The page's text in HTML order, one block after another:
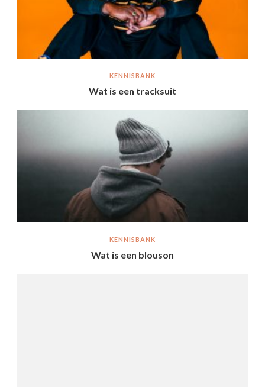
KENNISBANK
Wat is een tracksuit
KENNISBANK
Wat is een blouson